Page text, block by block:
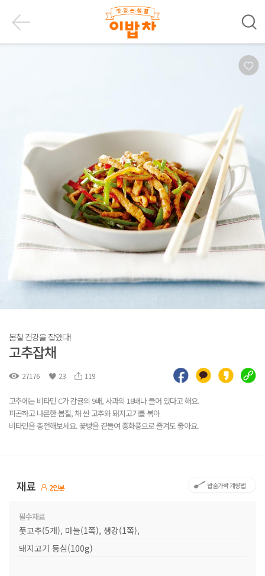
봄철 건강을 잡았다!
고추잡채
27176 23 119
고추에는 비타민 C가 감귤의 9배, 사과의 18배나 들어 있다고 해요.
피곤하고 나른한 봄철, 채 썬 고추와 돼지고기를 볶아
비타민을 충전해보세요. 꽃빵을 곁들여 중화풍으로 즐겨도 좋아요.
재료 2인분 밥숟가락 계량법
필수재료
풋고추(5개), 마늘(1쪽), 생강(1쪽),
돼지고기 등심(100g)